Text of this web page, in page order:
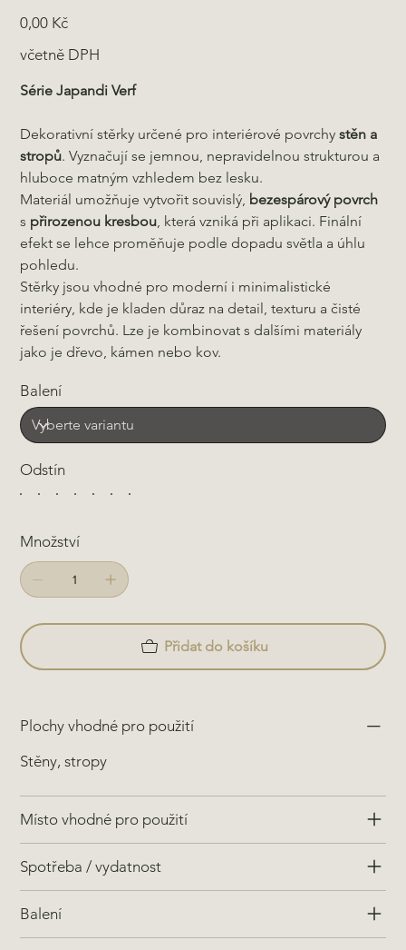
0,00 Kč
včetně DPH
Série Japandi Verf
Dekorativní stěrky určené pro interiérové povrchy stěn a
stropů. Vyznačují se jemnou, nepravidelnou strukturou a
hluboce matným vzhledem bez lesku.
Materiál umožňuje vytvořit souvislý, bezespárový povrch
s přirozenou kresbou , která vzniká při aplikaci. Finální
efekt se lehce proměňuje podle dopadu světla a úhlu
pohledu.
Stěrky jsou vhodné pro moderní i minimalistické
interiéry, kde je kladen důraz na detail, texturu a čisté
řešení povrchů. Lze je kombinovat s dalšími materiály
jako je dřevo, kámen nebo kov.
Balení
Odstín
Množství
Přidat do košíku
Plochy vhodné pro použití
Stěny, stropy
Místo vhodné pro použití
Spotřeba / vydatnost
Balení